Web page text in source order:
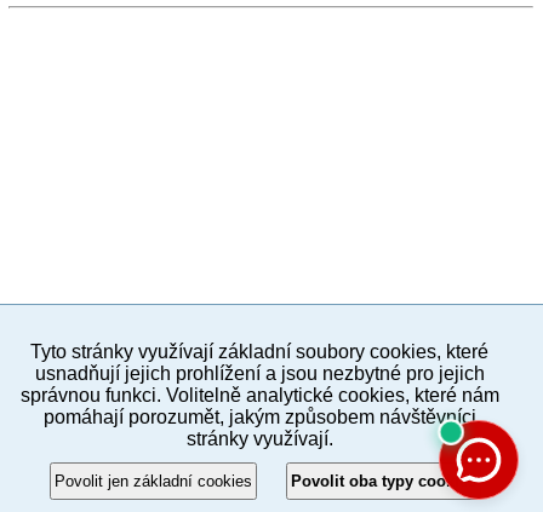
PC verze ENG
Povinné a praktické informace
© 2012–2019 MČ Praha 8
Tyto stránky využívají základní soubory cookies, které
usnadňují jejich prohlížení a jsou nezbytné pro jejich
správnou funkci. Volitelně analytické cookies, které nám
pomáhají porozumět, jakým způsobem návštěvníci
stránky využívají.
Povolit jen základní cookies Povolit oba typy cookies